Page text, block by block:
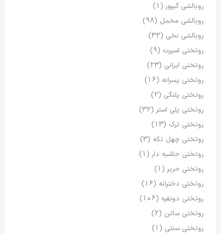
روبالشی گیپور (1)
روبالشی مخمل (98)
روبالشی نخی (32)
روتختی اسپرت (9)
روتختی ایرانی (23)
روتختی پسرانه (16)
روتختی پلنگی (2)
روتختی پلی استر (32)
روتختی ترک (13)
روتختی چهل تکه (3)
روتختی حاشیه دار (1)
روتختی حریر (1)
روتختی دخترانه (16)
روتختی دونفره (106)
روتختی ساتن (2)
روتختی سنتی (1)